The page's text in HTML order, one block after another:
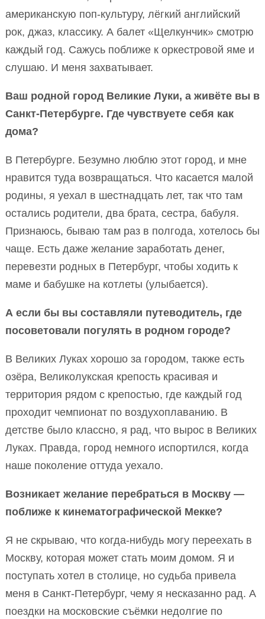
американскую поп-культуру, лёгкий английский
рок, джаз, классику. А балет «Щелкунчик» смотрю
каждый год. Сажусь поближе к оркестровой яме и
слушаю. И меня захватывает.
Ваш родной город Великие Луки, а живёте вы в
Санкт-Петербурге. Где чувствуете себя как
дома?
В Петербурге. Безумно люблю этот город, и мне
нравится туда возвращаться. Что касается малой
родины, я уехал в шестнадцать лет, так что там
остались родители, два брата, сестра, бабуля.
Признаюсь, бываю там раз в полгода, хотелось бы
чаще. Есть даже желание заработать денег,
перевезти родных в Петербург, чтобы ходить к
маме и бабушке на котлеты (улыбается).
А если бы вы составляли путеводитель, где
посоветовали погулять в родном городе?
В Великих Луках хорошо за городом, также есть
озёра, Великолукская крепость красивая и
территория рядом с крепостью, где каждый год
проходит чемпионат по воздухоплаванию. В
детстве было классно, я рад, что вырос в Великих
Луках. Правда, город немного испортился, когда
наше поколение оттуда уехало.
Возникает желание перебраться в Москву —
поближе к кинематографической Мекке?
Я не скрываю, что когда-нибудь могу переехать в
Москву, которая может стать моим домом. Я и
поступать хотел в столице, но судьба привела
меня в Санкт-Петербург, чему я несказанно рад. А
поездки на московские съёмки недолгие по